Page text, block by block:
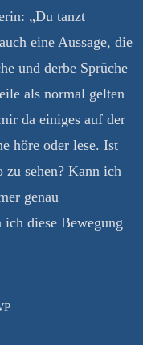
„Du tanzt
eine Aussage, die
und derbe Sprüche
als normal gelten
da einiges auf der
höre oder lese. Ist
zu sehen? Kann ich
genau
ich diese Bewegung